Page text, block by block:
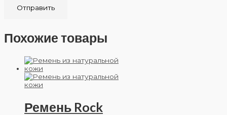
Похожие товары
Ремень Rock